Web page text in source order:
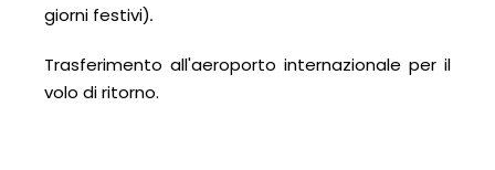
giorni festivi).
Trasferimento all'aeroporto internazionale per il
volo di ritorno.